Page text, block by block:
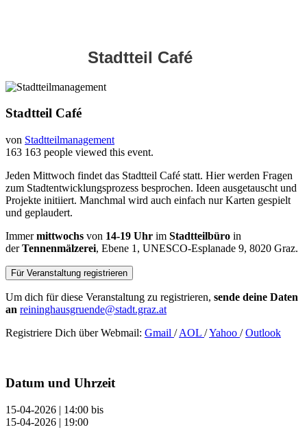
Stadtteil Café
Stadtteil Café
von Stadtteilmanagement
163 163 people viewed this event.
Jeden Mittwoch findet das Stadtteil Café statt. Hier werden Fragen
zum Stadtentwicklungsprozess besprochen. Ideen ausgetauscht und
Projekte initiiert. Manchmal wird auch einfach nur Karten gespielt
und geplaudert.
Immermittwochs von 14-19 Uhr im Stadtteilbüro in
derTennenmälzerei, Ebene 1, UNESCO-Esplanade 9, 8020 Graz.
Für Veranstaltung registrieren
Um dich für diese Veranstaltung zu registrieren, sende deine Daten
an reininghausgruende@stadt.graz.at
Registriere Dich über Webmail: Gmail /AOL /Yahoo /Outlook
Datum und Uhrzeit
15-04-2026 | 14:00 bis
15-04-2026 | 19:00